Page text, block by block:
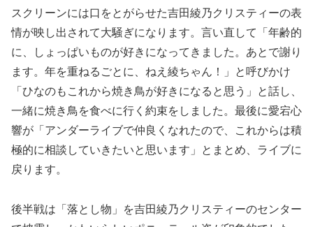
スクリーンには口をとがらせた吉田綾乃クリスティーの表
情が映し出されて大騒ぎになります。言い直して「年齢的
に、しょっぱいものが好きになってきました。あとで謝り
ます。年を重ねるごとに、ねえ綾ちゃん！」と呼びかけ
「ひなのもこれから焼き鳥が好きになると思う」と話し、
一緒に焼き鳥を食べに行く約束をしました。最後に愛宕心
響が「アンダーライブで仲良くなれたので、これからは積
極的に相談していきたいと思います」とまとめ、ライブに
戻ります。
後半戦は「落とし物」を吉田綾乃クリスティーのセンター